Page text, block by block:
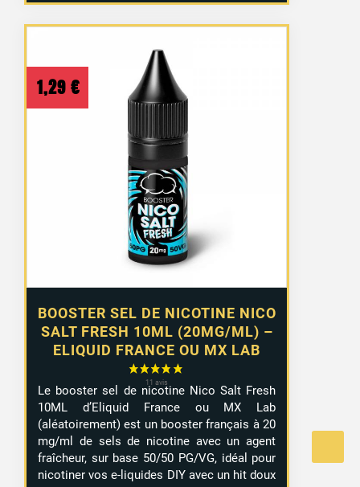
BOOSTER SEL DE NICOTINE NICO
SALT FRESH 10ML (20MG/ML) –
ELIQUID FRANCE OU MX LAB
1,29 €
Le booster sel de nicotine Nico Salt Fresh
10ML d’Eliquid France ou MX Lab
(aléatoirement) est un booster français à 20
mg/ml de sels de nicotine avec un agent
fraîcheur, sur base 50/50 PG/VG, idéal pour
nicotiner vos e-liquides DIY avec un hit doux